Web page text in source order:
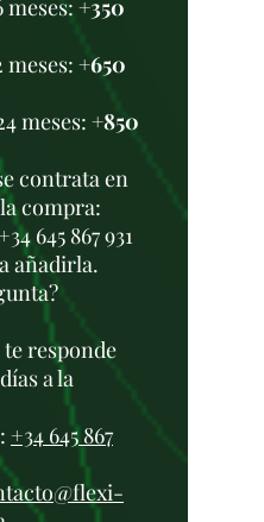
+350
meses: +650
meses: +850
contrata en
compra:
645 867 931
añadirla.
responde
a la
+34 645 867